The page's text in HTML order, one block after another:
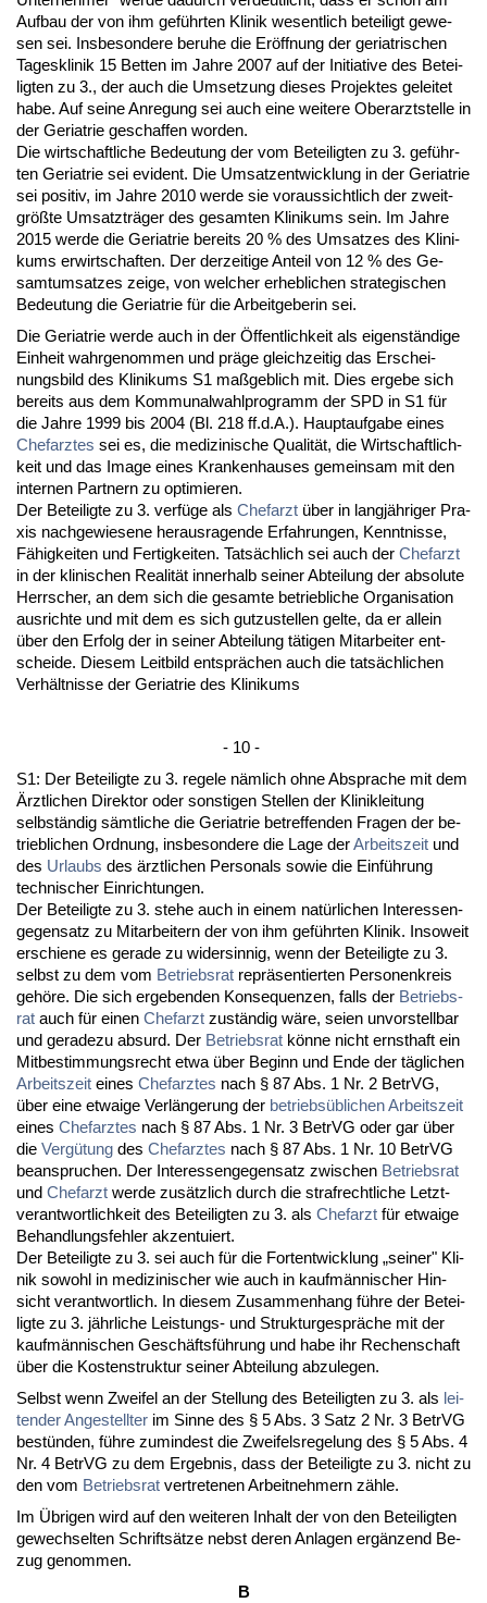
Auf­bau der von ihm geführ­ten Kli­nik we­sent­lich be­tei­ligt ge­we­
sen sei. Ins­be­son­de­re be­ru­he die Eröff­nung der ger­ia­tri­schen
Ta­ges­kli­nik 15 Bet­ten im Jah­re 2007 auf der Initia­ti­ve des Be­tei­
lig­ten zu 3., der auch die Um­set­zung die­ses Pro­jek­tes ge­lei­tet
ha­be. Auf sei­ne An­re­gung sei auch ei­ne wei­te­re Ober­arzt­stel­le in
der Ger­ia­trie ge­schaf­fen wor­den.
Die wirt­schaft­li­che Be­deu­tung der vom Be­tei­lig­ten zu 3. geführ­
ten Ger­ia­trie sei evi­dent. Die Um­satz­ent­wick­lung in der Ger­ia­trie
sei po­si­tiv, im Jah­re 2010 wer­de sie vor­aus­sicht­lich der zweit­
größte Um­satz­träger des ge­sam­ten Kli­ni­kums sein. Im Jah­re
2015 wer­de die Ger­ia­trie be­reits 20 % des Um­sat­zes des Kli­ni­
kums er­wirt­schaf­ten. Der der­zei­ti­ge An­teil von 12 % des Ge­
samt­um­sat­zes zei­ge, von wel­cher er­heb­li­chen stra­te­gi­schen
Be­deu­tung die Ger­ia­trie für die Ar­beit­ge­be­rin sei.
Die Ger­ia­trie wer­de auch in der Öffent­lich­keit als ei­genständi­ge
Ein­heit wahr­ge­nom­men und präge gleich­zei­tig das Er­schei­
nungs­bild des Kli­ni­kums S1 maßgeb­lich mit. Dies er­ge­be sich
be­reits aus dem Kom­mu­nal­wahl­pro­gramm der SPD in S1 für
die Jah­re 1999 bis 2004 (Bl. 218 ff.d.A.). Haupt­auf­ga­be ei­nes
Chef­arz­tes sei es, die me­di­zi­ni­sche Qua­lität, die Wirt­schaft­lich­
keit und das Image ei­nes Kran­ken­hau­ses ge­mein­sam mit den
in­ter­nen Part­nern zu op­ti­mie­ren.
Der Be­tei­lig­te zu 3. verfüge als Chef­arzt über in langjähri­ger Pra­
xis nach­ge­wie­se­ne her­aus­ra­gen­de Er­fah­run­gen, Kennt­nis­se,
Fähig­kei­ten und Fer­tig­kei­ten. Tatsächlich sei auch der Chef­arzt
in der kli­ni­schen Rea­lität in­ner­halb sei­ner Ab­tei­lung der ab­so­lu­te
Herr­scher, an dem sich die ge­sam­te be­trieb­li­che Or­ga­ni­sa­ti­on
aus­rich­te und mit dem es sich gut­zu­stel­len gel­te, da er al­lein
über den Er­folg der in sei­ner Ab­tei­lung täti­gen Mit­ar­bei­ter ent­
schei­de. Die­sem Leit­bild entsprächen auch die tatsächli­chen
Verhält­nis­se der Ger­ia­trie des Kli­ni­kums
- 10 -
S1: Der Be­tei­lig­te zu 3. re­ge­le nämlich oh­ne Ab­spra­che mit dem
Ärzt­li­chen Di­rek­tor oder sons­ti­gen Stel­len der Kli­nik­lei­tung
selbständig sämt­li­che die Ger­ia­trie be­tref­fen­den Fra­gen der be­
trieb­li­chen Ord­nung, ins­be­son­de­re die La­ge derAr­beits­zeit und
des Ur­laubs des ärzt­li­chen Per­so­nals so­wie die Einführung
tech­ni­scher Ein­rich­tun­gen.
Der Be­tei­lig­te zu 3. ste­he auch in ei­nem natürli­chen In­ter­es­sen­
ge­gen­satz zu Mit­ar­bei­tern der von ihm geführ­ten Kli­nik. In­so­weit
er­schie­ne es ge­ra­de zu wi­der­sin­nig, wenn der Be­tei­lig­te zu 3.
selbst zu dem vom Be­triebs­rat re­präsen­tier­ten Per­so­nen­kreis
gehöre. Die sich er­ge­ben­den Kon­se­quen­zen, falls der Be­triebs­
rat auch für ei­nen Chef­arzt zuständig wäre, sei­en un­vor­stell­bar
und ge­ra­de­zu ab­surd. Der Be­triebs­rat könne nicht ernst­haft ein
Mit­be­stim­mungs­recht et­wa über Be­ginn und En­de der tägli­chen
Ar­beits­zeit ei­nes Chef­arz­tes nach § 87 Abs. 1 Nr. 2 Be­trVG,
über ei­ne et­wai­ge Verlänge­rung der be­triebsübli­chen Ar­beits­zeit
ei­nes Chef­arz­tes nach § 87 Abs. 1 Nr. 3 Be­trVG oder gar über
die Vergütung des Chef­arz­tes nach § 87 Abs. 1 Nr. 10 Be­trVG
be­an­spru­chen. Der In­ter­es­sen­ge­gen­satz zwi­schen Be­triebs­rat
und Chef­arzt wer­de zusätz­lich durch die straf­recht­li­che Letzt­
ver­ant­wort­lich­keit des Be­tei­lig­ten zu 3. als Chef­arzt für et­wai­ge
Be­hand­lungs­feh­ler ak­zen­tu­iert.
Der Be­tei­lig­te zu 3. sei auch für die Fort­ent­wick­lung „sei­ner" Kli­
nik so­wohl in me­di­zi­ni­scher wie auch in kaufmänni­scher Hin­
sicht ver­ant­wort­lich. In die­sem Zu­sam­men­hang führe der Be­tei­
lig­te zu 3. jähr­li­che Leis­tungs- und Struk­tur­gespräche mit der
kaufmänni­schen Geschäftsführung und ha­be ihr Re­chen­schaft
über die Kos­ten­struk­tur sei­ner Ab­tei­lung ab­zu­le­gen.
Selbst wenn Zwei­fel an der Stel­lung des Be­tei­lig­ten zu 3. als lei­
ten­der An­ge­stell­ter im Sin­ne des § 5 Abs. 3 Satz 2 Nr. 3 Be­trVG
bestünden, führe zu­min­dest die Zwei­fels­re­ge­lung des § 5 Abs. 4
Nr. 4 Be­trVG zu dem Er­geb­nis, dass der Be­tei­lig­te zu 3. nicht zu
den vom Be­triebs­rat ver­tre­te­nen Ar­beit­neh­mern zähle.
Im Übri­gen wird auf den wei­te­ren In­halt der von den Be­tei­lig­ten
ge­wech­sel­ten Schriftsätze nebst de­ren An­la­gen ergänzend Be­
zug ge­nom­men.
B